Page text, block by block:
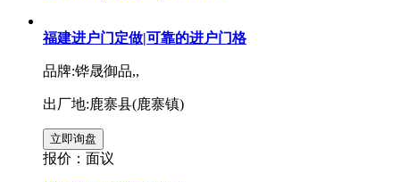
福建进户门定做|可靠的进户门格
品牌:铧晟御品,,
出厂地:鹿寨县(鹿寨镇)
报价： 面议